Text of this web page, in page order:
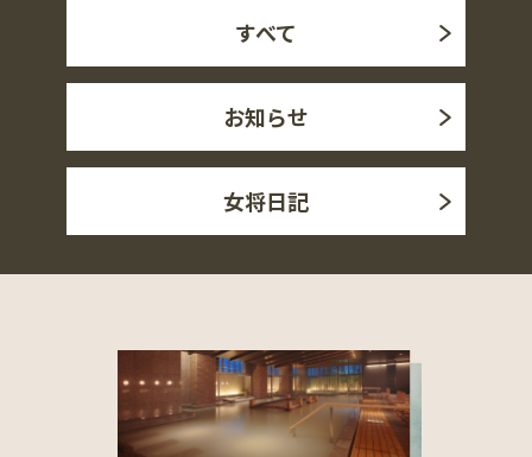
すべて
お知らせ
女将日記